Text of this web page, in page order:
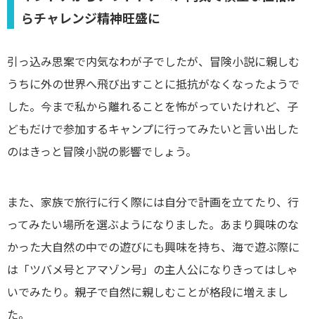
らチャレンジ精神旺盛に
引っ込み思案で内気なわが子でしたが、冒険小説に親しむ
うちに外の世界へ飛び出すことに抵抗がなくなったようで
した。今まで私から離れることを怖がっていたけれど、子
どもだけで参加するキャンプに行ってみたいと言い出した
のはきっと冒険小説の影響でしょう。
また、家族で旅行に行く際には自分で計画を立てたり、行
ってみたい場所を選ぶようになりました。あまり興味のな
かった大自然の中での遊びにも興味を持ち、海で遊ぶ際に
は「ツバメ号とアマゾン号」の主人公になりきってはしゃ
いでみたり。親子で自然に親しむことが格段に増えまし
た。